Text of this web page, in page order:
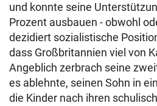
und konnte seine
Prozent ausbauen - obwohl
dezidiert sozialistische
dass Großbritannien viel von
Angeblich zerbrach seine
es ablehnte, seinen Sohn in
die Kinder nach ihren